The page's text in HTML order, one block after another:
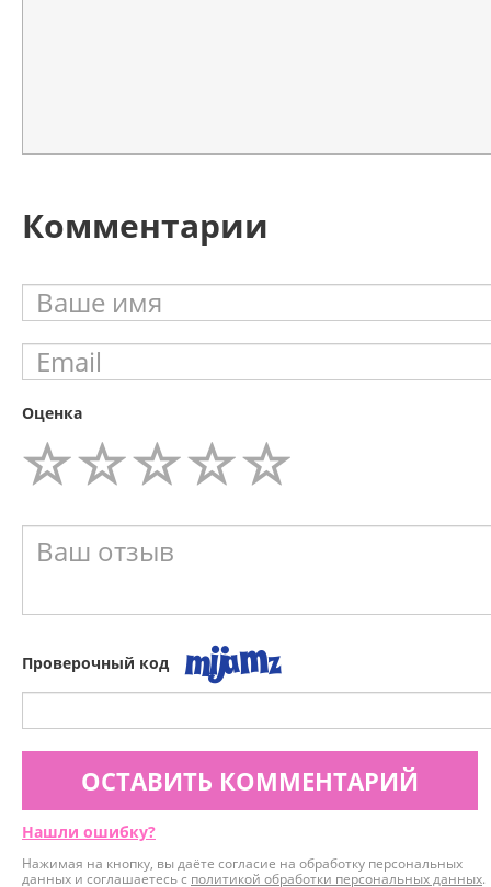
Комментарии
Оценка
Проверочный код
ОСТАВИТЬ КОММЕНТАРИЙ
Нашли ошибку?
Нажимая на кнопку, вы даёте согласие на обработку персональных
данных и соглашаетесь с политикой обработки персональных данных.